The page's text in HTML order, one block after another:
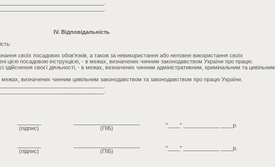
IV. Відповідальність
своїх посадових обов'язків, а також за невикористання або неповне використання своїх
цією посадовою інструкцією, - в межах, визначених чинним законодавством України про працю.
здійснення своєї діяльності, - в межах, визначених чинним адміністративним, кримінальним та цивільним
визначених чинним цивільним законодавством та законодавством про працю України.
(підпис)
(ПІБ)
"____" ____________ ____р.
(підпис)
(ПІБ)
"____" ____________ ____р.